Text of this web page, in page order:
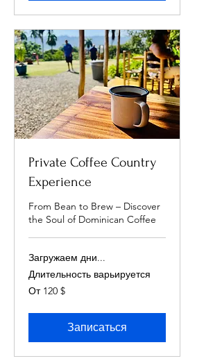
Private Coffee Country
Experience
From Bean to Brew – Discover
the Soul of Dominican Coffee
Загружаем дни...
Длительность варьируется
От
120
От 120 $
Записаться